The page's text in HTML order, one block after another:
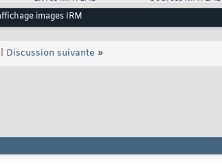
, ...
images IRM
Discussion suivante »